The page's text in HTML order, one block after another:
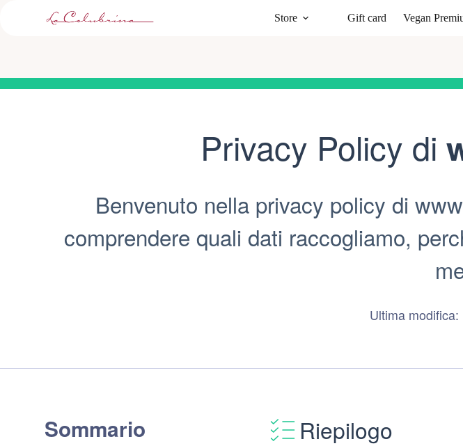
Store Gift card Vegan
Privacy Policy di
Benvenuto nella privacy policy di
comprendere quali dati raccogliamo,
Ultima
Sommario Riepilogo